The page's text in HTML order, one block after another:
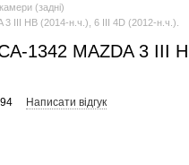
(задні)
III HB (2014-н.ч.), 6 III 4D (2012-н.ч.).
1342 MAZDA 3 III
Написати відгук